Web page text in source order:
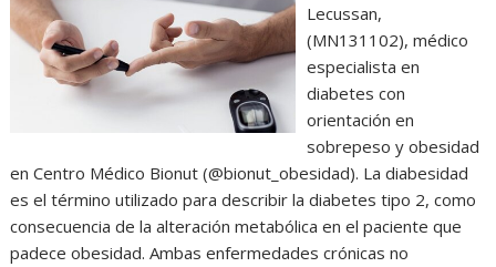
Lecussan,
(MN131102), médico
especialista en
diabetes con
orientación en
sobrepeso y obesidad
en Centro Médico Bionut (@bionut_obesidad). La diabesidad
es el término utilizado para describir la diabetes tipo 2, como
consecuencia de la alteración metabólica en el paciente que
padece obesidad. Ambas enfermedades crónicas no